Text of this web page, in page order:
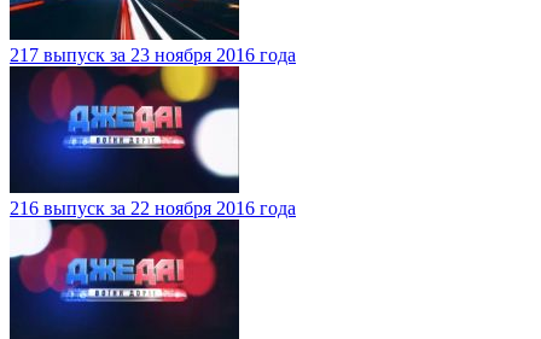
217 выпуск за 23 ноября 2016 года
216 выпуск за 22 ноября 2016 года